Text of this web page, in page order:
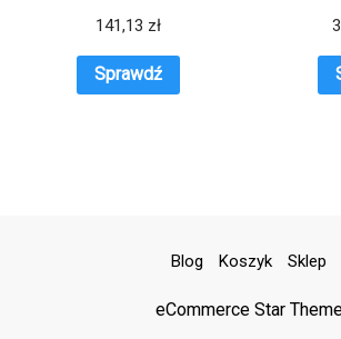
141,13 zł
Sprawdź
Blog Koszyk Sklep
eCommerce Star